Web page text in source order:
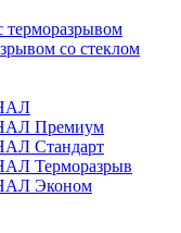
терморазрывом
со стеклом
Премиум
Стандарт
Терморазрыв
Эконом